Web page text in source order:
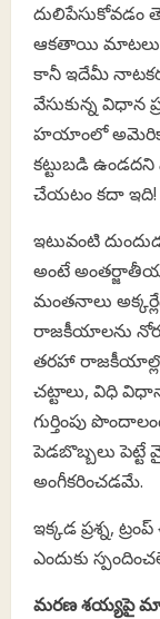
దులిపేసుకోవడం
ఆకతాయి మాటలుగా
కానీ ఇదేమీ
వేసుకున్న విధాన
హయాంలో అమెరికా
కట్టుబడి
చేయటం కదా ఇది!
ఇటువంటి
అంటే
మంతనాలు
రాజకీయాలను
తరహా
చట్టాలు, విధి
గుర్తింపు
పెడబొబ్బలు పెట్టే
అంగీకరించడమే.
ఇక్కడ ప్రశ్న,
ఎందుకు
మరణ శయ్యపై